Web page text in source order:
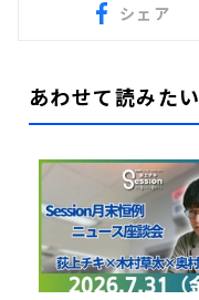
シェア
あわせて読みたい